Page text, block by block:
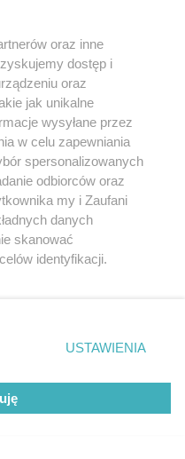
oraz inne
dostęp i
oraz
jak unikalne
wysyłane przez
w celu zapewniania
spersonalizowanych
odbiorców oraz
my i Zaufani
danych
skanować
identyfikacji.
ustawień prywatności
strony
wymagają zgody
się takiemu
miały zastosowanie tylko
USTAWIENIA